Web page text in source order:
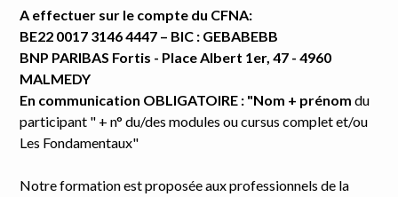
A effectuer sur le compte du CFNA:
BE22 0017 3146 4447 – BIC : GEBABEBB
BNP PARIBAS Fortis - Place Albert 1er, 47 - 4960
MALMEDY
En communication OBLIGATOIRE : "Nom + prénom du
participant " + n° du/des modules ou cursus complet et/ou
Les Fondamentaux"
Notre formation est proposée aux professionnels de la